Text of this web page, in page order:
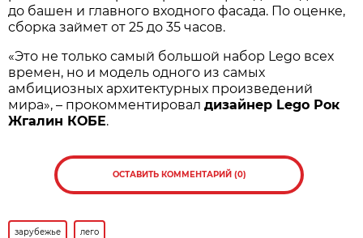
до башен и главного входного фасада. По оценке,
сборка займет от 25 до 35 часов.
«Это не только самый большой набор Lego всех
времен, но и модель одного из самых
амбициозных архитектурных произведений
мира», – прокомментировалдизайнер Lego Рок
Жгалин КОБЕ.
ОСТАВИТЬ КОММЕНТАРИЙ (0)
зарубежье лего